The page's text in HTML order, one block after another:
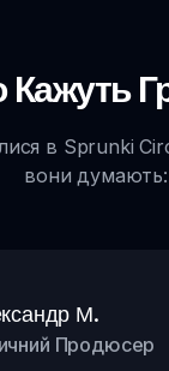
в Sprunki
вони думають:
М.
Продюсер